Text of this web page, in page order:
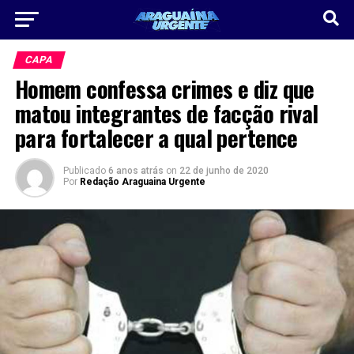
CAPA
Homem confessa crimes e diz que
matou integrantes de facção rival
para fortalecer a qual pertence
Publicado 6 anos atrás on 22 de junho de 2020
Por Redação Araguaina Urgente